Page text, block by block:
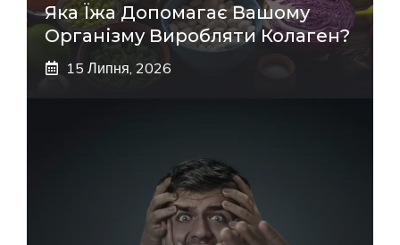
Яка Їжа Допомагає Вашому
Організму Виробляти Колаген?
15 Липня, 2026